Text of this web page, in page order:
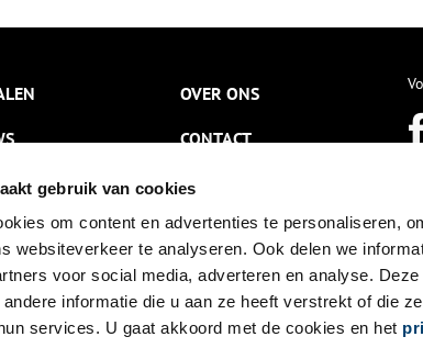
gebruik van cookies
om content en advertenties te personaliseren,
websiteverkeer te analyseren. Ook delen we
voor social media, adverteren en analyse.
informatie die u aan ze heeft verstrekt of die
services. U gaat akkoord met de cookies en het
OVER ONS
CONTACT
NIEUWSBRIEF
DISCLAIMER
PRIVACY
TOEGANKELIJKHEID